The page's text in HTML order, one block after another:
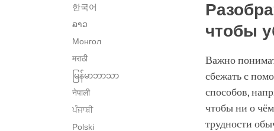
한국어
ລາວ
Монгол
मराठी
မြန်မာဘာသာ
नेपाली
ਪੰਜਾਬੀ
Polski
чтобы
Важно
сбежать с
способов,
чтобы ни о
трудности